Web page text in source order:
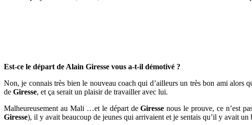
Est-ce le départ de Alain Giresse vous a-t-il démotivé ?
Non, je connais très bien le nouveau coach qui d’ailleurs un très bon ami alors
de Giresse, et ça serait un plaisir de travailler avec lui.
Malheureusement au Mali …et le départ deGiressenous le prouve, ce n’est
Giresse), il y avait beaucoup de jeunes qui arrivaient et je sentais qu’il y avait